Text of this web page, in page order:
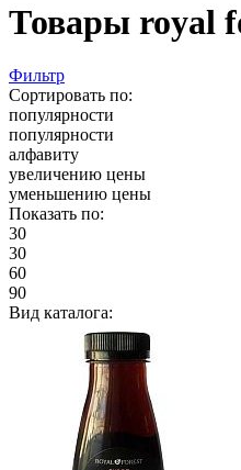
Товары royal
Фильтр
Сортировать по:
популярности
популярности
алфавиту
увеличению цены
уменьшению цены
Показать по:
30
30
60
90
Вид каталога: